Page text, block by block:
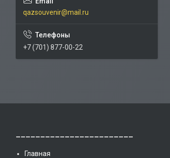
qazsouvenir@mail.ru
+7 (701) 877-00-22
Главная